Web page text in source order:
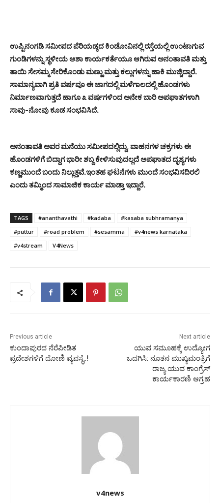
ಉಪ್ಪಿನಂಗಡಿ ಸಮೀಪದ ಪೆರಿಯಡ್ಕದ ಕಿಂಡೋವಿನಲ್ಲಿ ರಸ್ತೆಯಲ್ಲಿ ಉಂಟಾಗುವ
ಗುಂಡಿಗಳನ್ನು ಸ್ಥಳೀಯ ಆಶಾ ಕಾರ್ಯಕರ್ತೆಯೂ ಆಗಿರುವ ಅನಂತಾವತಿ ಮತ್ತು
ತಾಯಿ ಸೇಸಮ್ಮ ಸೇರಿಕೊಂಡು ಮಣ್ಣು ಮತ್ತು ಕಲ್ಲುಗಳನ್ನು ಹಾಕಿ ಮುಚ್ಚಿದ್ದಾರೆ.
ಸಾಮಾನ್ಯವಾಗಿ ಪ್ರತಿ ವರ್ಷವೂ ಈ ಜಾಗದಲ್ಲಿ ಮಳೆಗಾಲದಲ್ಲಿ ಹೊಂಡಗಳು
ನಿರ್ಮಾಣವಾಗುತ್ತದೆ ಹಾಗೂ ೩ ವರ್ಷಗಳಿಂದ ಅನೇಕ ಬಾರಿ ಅಪಘಾತಗಳಾಗಿ
ಸಾವು-ನೋವು ಕೂಡ ಸಂಭವಿಸಿದೆ.
ಅನಂತಾವತಿ ಅವರ ಮನೆಯು ಸಮೀಪದಲ್ಲಿದ್ದು, ವಾಹನಗಳ ಚಕ್ರಗಳು ಈ
ಹೊಂಡಗಳಿಗೆ ಬಿದ್ದಾಗ ಭಾರೀ ಶಬ್ದ ಕೇಳಿಸುವುದಲ್ಲದೆ ಅಪಘಾತದ ದೃಶ್ಯಗಳು
ಕಣ್ಣಮುಂದೆ ಬಂದು ನಿಲ್ಲುತ್ತವೆ.ಇಂತಹ ಘಟನೆಗಳು ಮುಂದೆ ಸಂಭವಿಸದಿರಲಿ
ಎಂದು ತಮ್ಮಿಂದ ಸಾಮಾಜಿಕ ಕಾರ್ಯ ಮಾಡ್ತಾ ಇದ್ದಾರೆ.
TAGS #ananthavathi #kadaba
#kasaba subhramanya
#puttur
#road problem #sesamma
#v4news karnataka
#v4stream
V4News
Previous article
ಕುಂದಾಪುರದ ನೆರೆಪೀಡಿತ
ಪ್ರದೇಶಗಳಿಗೆ ದೋಣಿ ವ್ಯವಸ್ಥೆ..!
Next article
ಯುವ ಸಮೂಹಕ್ಕೆ ಉದ್ಯೋಗ
ಒದಗಿಸಿ: ನೂತನ ಮುಖ್ಯಮಂತ್ರಿಗೆ
ರಾಜ್ಯ ಯುವ ಕಾಂಗ್ರೆಸ್
ಕಾರ್ಯಕಾರಣಿ ಆಗ್ರಹ
v4news